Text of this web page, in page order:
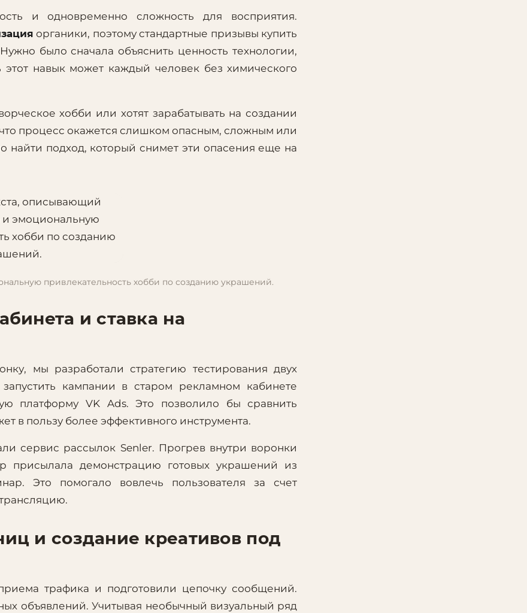
и одновременно сложность для восприятия.
органики, поэтому стандартные призывы купить
было сначала объяснить ценность технологии,
этот навык может каждый человек без химического
хобби или хотят зарабатывать на создании
процесс окажется слишком опасным, сложным или
найти подход, который снимет эти опасения еще на
привлекательность хобби по созданию украшений.
и ставка на
мы разработали стратегию тестирования двух
кампании в старом рекламном кабинете
платформу VK Ads. Это позволило бы сравнить
в пользу более эффективного инструмента.
сервис рассылок Senler. Прогрев внутри воронки
присылала демонстрацию готовых украшений из
Это помогало вовлечь пользователя за счет
и создание креативов под
трафика и подготовили цепочку сообщений.
объявлений. Учитывая необычный визуальный ряд